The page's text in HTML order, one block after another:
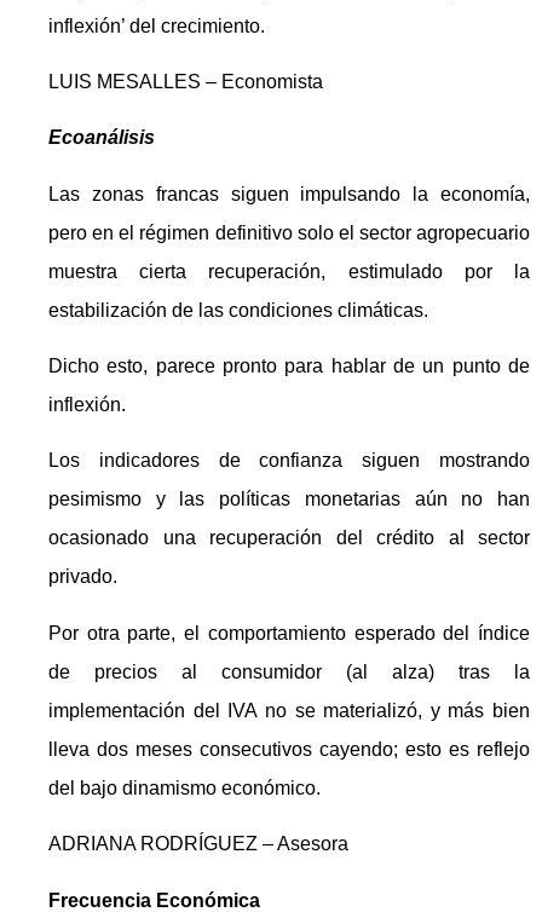
inflexión’ del crecimiento.
LUIS MESALLES – Economista
Ecoanálisis
Las zonas francas siguen impulsando la economía,
pero en el régimen definitivo solo el sector agropecuario
muestra cierta recuperación, estimulado por la
estabilización de las condiciones climáticas.
Dicho esto, parece pronto para hablar de un punto de
inflexión.
Los indicadores de confianza siguen mostrando
pesimismo y las políticas monetarias aún no han
ocasionado una recuperación del crédito al sector
privado.
Por otra parte, el comportamiento esperado del índice
de precios al consumidor (al alza) tras la
implementación del IVA no se materializó, y más bien
lleva dos meses consecutivos cayendo; esto es reflejo
del bajo dinamismo económico.
ADRIANA RODRÍGUEZ – Asesora
Frecuencia Económica